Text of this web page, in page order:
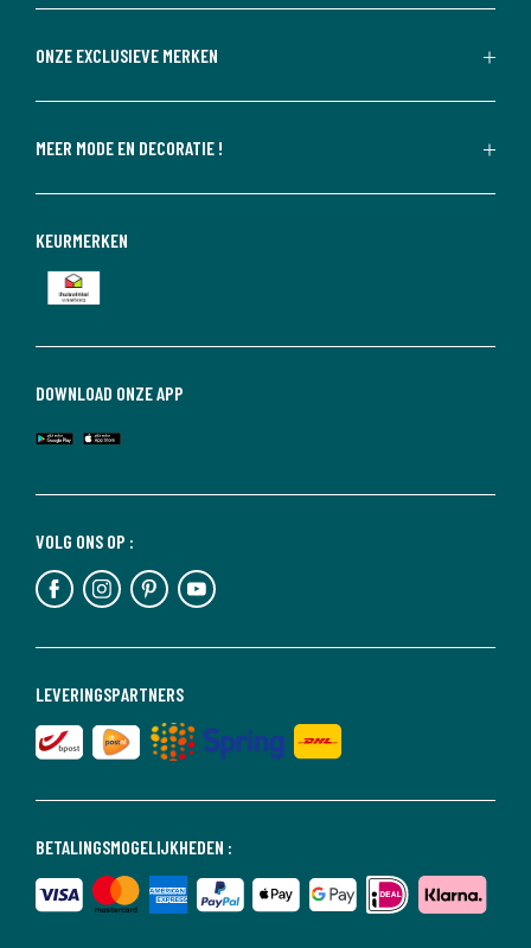
ONZE EXCLUSIEVE MERKEN
MEER MODE EN DECORATIE !
BETALINGSMOGELIJKHEDEN :
LEVERINGSPARTNERS
VOLG ONS OP :
DOWNLOAD ONZE APP
KEURMERKEN